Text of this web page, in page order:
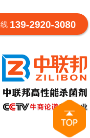
139-2920-3080